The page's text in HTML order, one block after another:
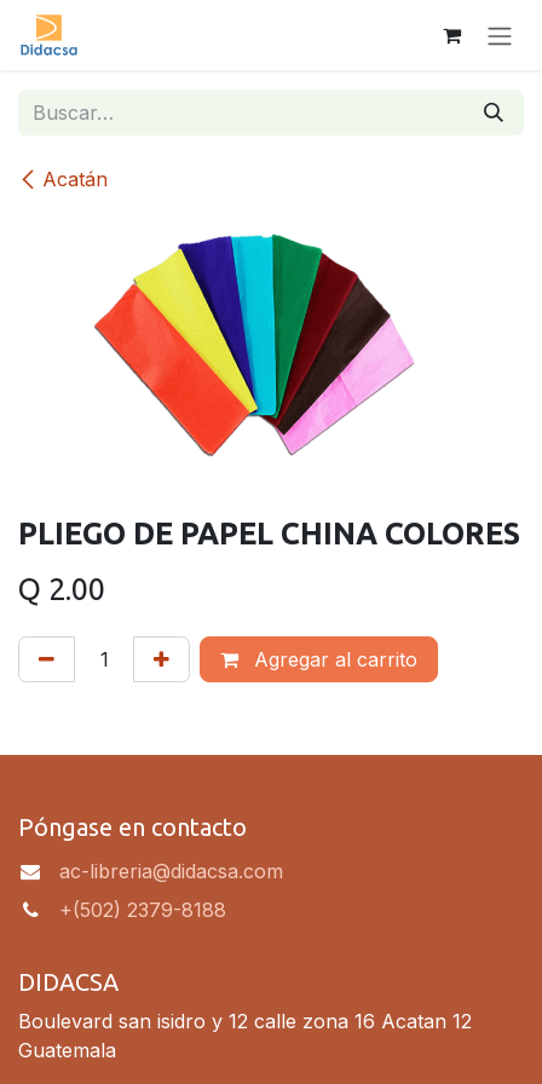
Ir al contenido
Acatán
PLIEGO DE PAPEL CHINA COLORES
Q 2.00
Agregar al carrito
Póngase en contacto
ac-libreria@didacsa.com
+(502) 2379-8188
DIDACSA
Boulevard san isidro y 12 calle zona 16 Acatan 12
Guatemala